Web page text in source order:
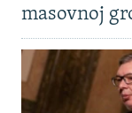
masovnoj